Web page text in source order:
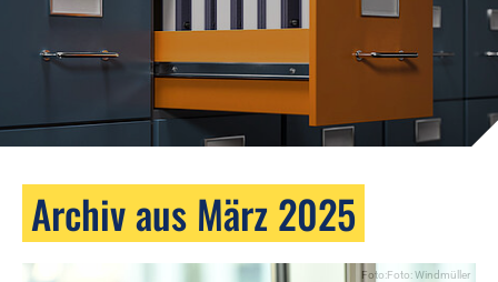
Archiv aus März 2025
Foto:Foto: Windmüller